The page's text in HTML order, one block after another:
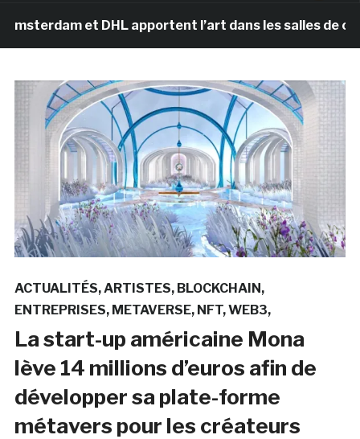
et DHL apportent l’art dans les salles de classe
ACTUALITÉS ARTISTES BLOCKCHAIN
ENTREPRISES METAVERSE NFT WEB3
La start-up américaine Mona
lève 14 millions d’euros afin de
développer sa plate-forme
métavers pour les créateurs